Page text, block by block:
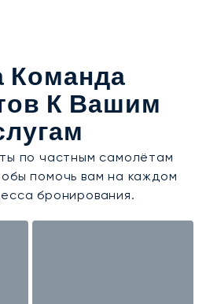
Команда
К Вашим
по частным самолётам
помочь вам на каждом
бронирования.